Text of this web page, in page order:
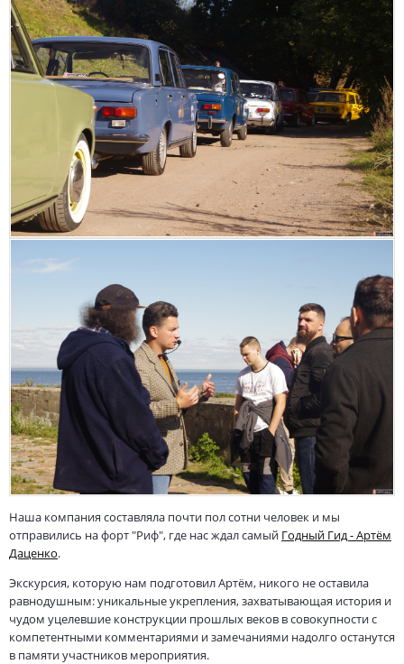
Наша компания составляла почти пол сотни человек и мы
отправились на форт "Риф", где нас ждал самый Годный Гид - Артём
Даценко.
Экскурсия, которую нам подготовил Артём, никого не оставила
равнодушным: уникальные укрепления, захватывающая история и
чудом уцелевшие конструкции прошлых веков в совокупности с
компетентными комментариями и замечаниями надолго останутся
в памяти участников мероприятия.